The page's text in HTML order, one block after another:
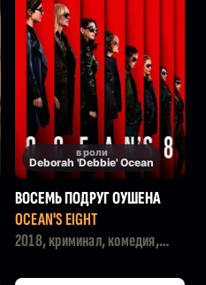
в роли
Deborah 'Debbie' Ocean
ВОСЕМЬ ПОДРУГ ОУШЕНА
OCEAN'S EIGHT
2018, криминал, комедия,